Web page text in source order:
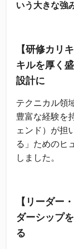
いう大きな強
【研修カリ
キルを厚く
設計に
テクニカル領
豊富な経験を
ェンド）が担
る」ためのヒ
しました。
【リーダー
ダーシップ
る